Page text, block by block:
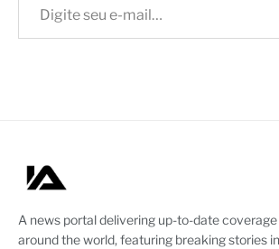
A news portal delivering up-to-date
around the world, featuring breaking stories